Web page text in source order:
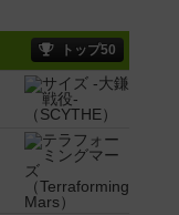
トップ50